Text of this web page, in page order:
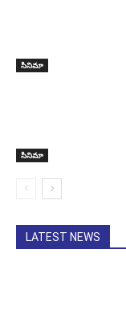
సినిమా
సినిమా
LATEST NEWS